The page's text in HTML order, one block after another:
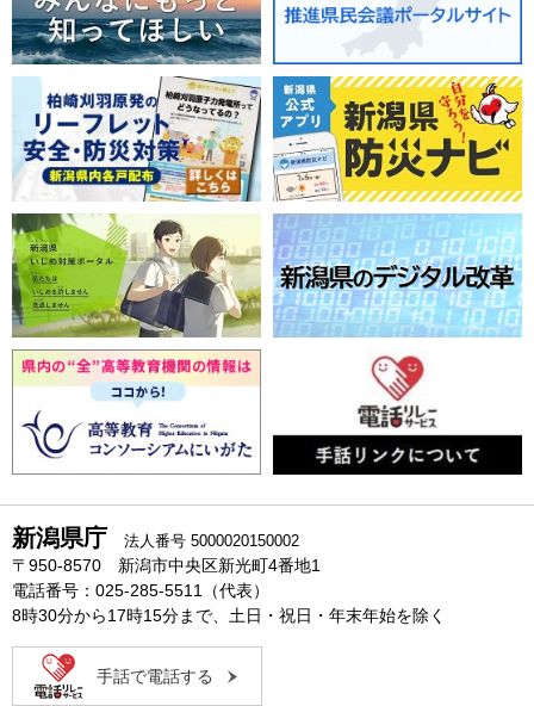
新潟県庁 法人番号 5000020150002
〒950-8570 新潟市中央区新光町4番地1
電話番号：025-285-5511（代表）
8時30分から17時15分まで、土日・祝日・年末年始を除く
手話で電話する